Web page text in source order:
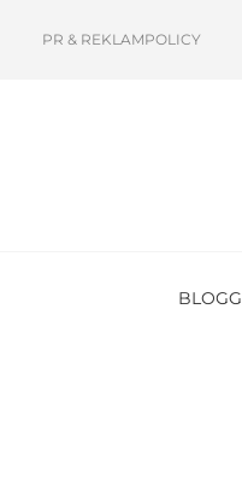
PR & REKLAMPOLICY
BLOGG